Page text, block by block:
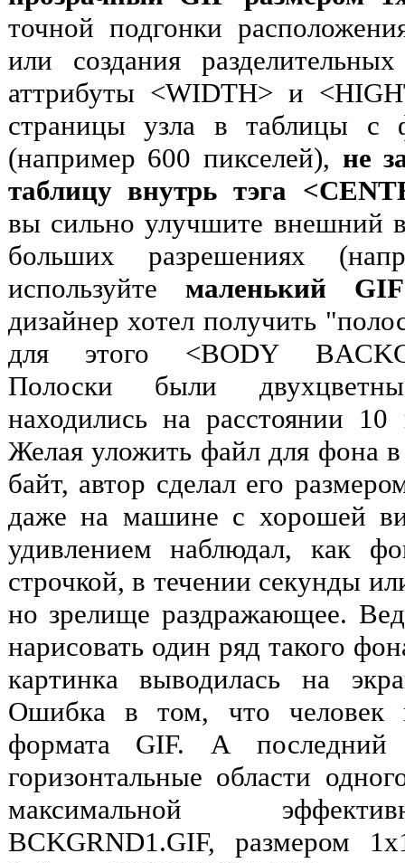
точной подгонки
или создания
аттрибуты <WIDTH> и
страницы узла в таблицы с
(например 600 пикселей), не
таблицу внутрь тэга
вы сильно улучшите внешний
больших разрешениях
используйте маленький
дизайнер хотел получить
для этого <BODY
Полоски были
находились на расстоянии
Желая уложить файл для фона
байт, автор сделал его
даже на машине с хорошей
удивлением наблюдал, как
строчкой, в течении секунды
но зрелище раздражающее.
нарисовать один ряд такого
картинка выводилась на
Ошибка в том, что человек
формата GIF. А
горизонтальные области
максимальной
BCKGRND1.GIF, размером